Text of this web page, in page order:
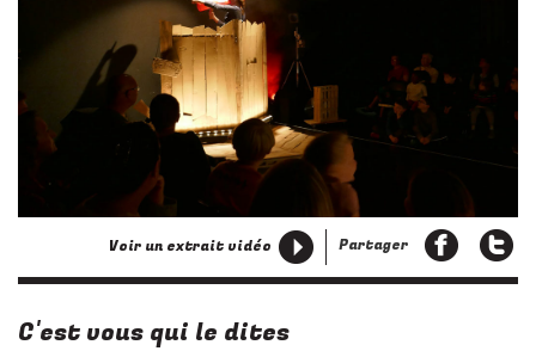
Partager
Voir un extrait vidéo
C'est vous qui le dites